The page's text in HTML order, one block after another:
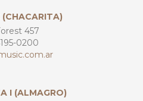
(CHACARITA)
457
0200
I (ALMAGRO)